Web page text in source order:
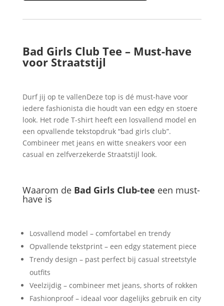
shirt
Edgy
Grafische
Bad Girls Club Tee – Must-have
voor Straatstijl
Durf jij op te vallenDeze top is dé must-have voor
iedere fashionista die houdt van een edgy en stoere
look. Het rode T-shirt heeft een losvallend model en
een opvallende tekstopdruk “bad girls club”.
Combineer met jeans en witte sneakers voor een
casual en zelfverzekerde Straatstijl look.
Waarom de Bad Girls Club-tee een must-
have is
Losvallend model – comfortabel en trendy
Opvallende tekstprint – een edgy statement piece
Trendy design – past perfect bij casual streetstyle
outfits
Veelzijdig – combineer met jeans, shorts of rokken
Fashionproof – ideaal voor dagelijks gebruik en city